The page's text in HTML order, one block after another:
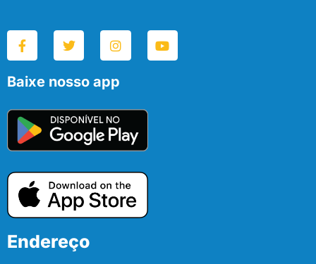
Baixe nosso app
Endereço